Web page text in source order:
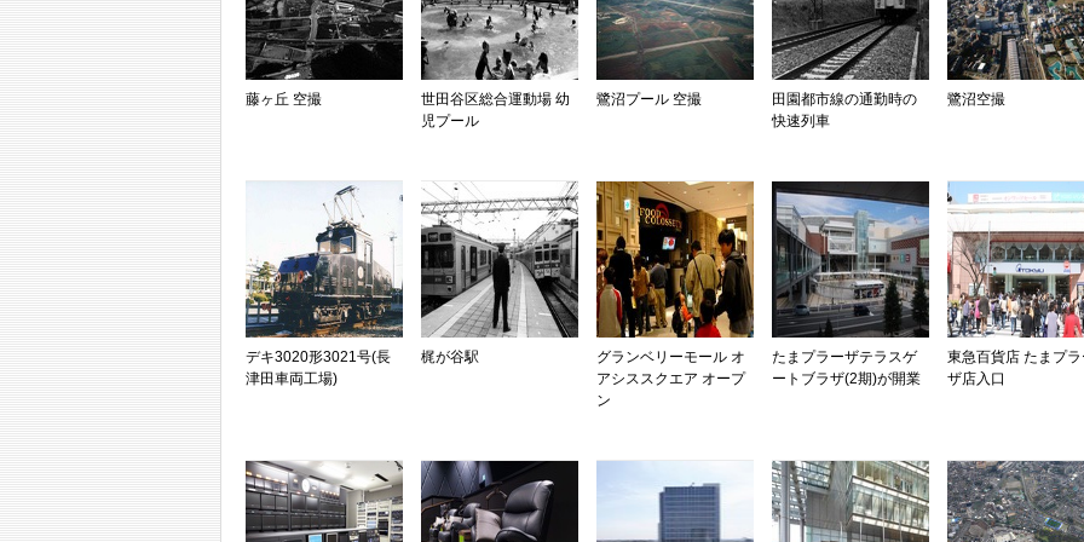
藤ヶ丘 空撮
世田谷区総合運動場 幼
児プール
鷺沼プール 空撮
田園都市線の通勤時の
快速列車
鷺沼空撮
デキ3020形3021号(長
津田車両工場)
梶が谷駅
グランベリーモール オ
アシススクエア オープ
ン
たまプラーザテラスゲ
ートブラザ(2期)が開業
東急百貨店 たまプ
ザ店入口